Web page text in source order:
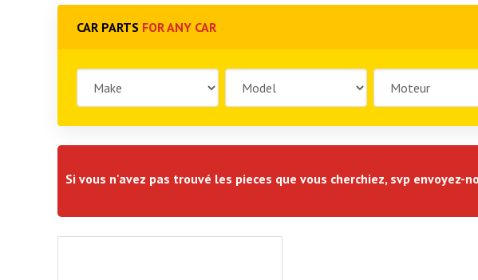
CAR PARTS FOR ANY CAR
Si vous n'avez pas trouvé les pieces que vous cherchiez, svp envoyez-